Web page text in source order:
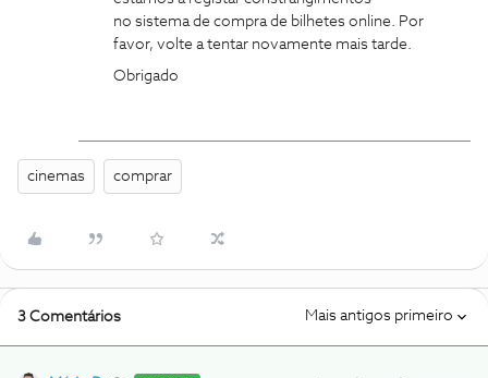
no sistema de compra de bilhetes online. Por
favor, volte a tentar novamente mais tarde.
Obrigado
cinemas comprar
3 Comentários Mais antigos primeiro